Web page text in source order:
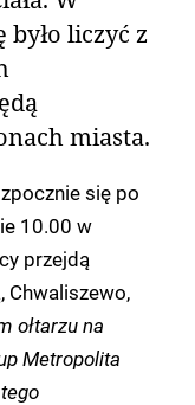
liczyć z
miasta.
się po
10.00 w
przejdą
Chwaliszewo,
ołtarzu na
Metropolita